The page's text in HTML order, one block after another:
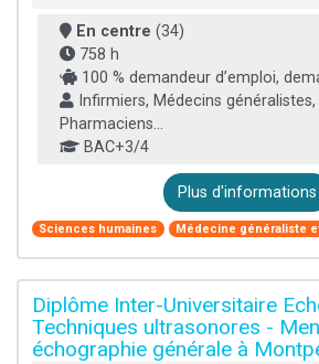
En centre (34)
758 h
100 % demandeur d’emploi,
Infirmiers, Médecins
Pharmaciens...
BAC+3/4
Plus d'informations
Sciences humaines Médecine généraliste
Diplôme Inter-Universitaire
Techniques ultrasonores -
échographie générale à